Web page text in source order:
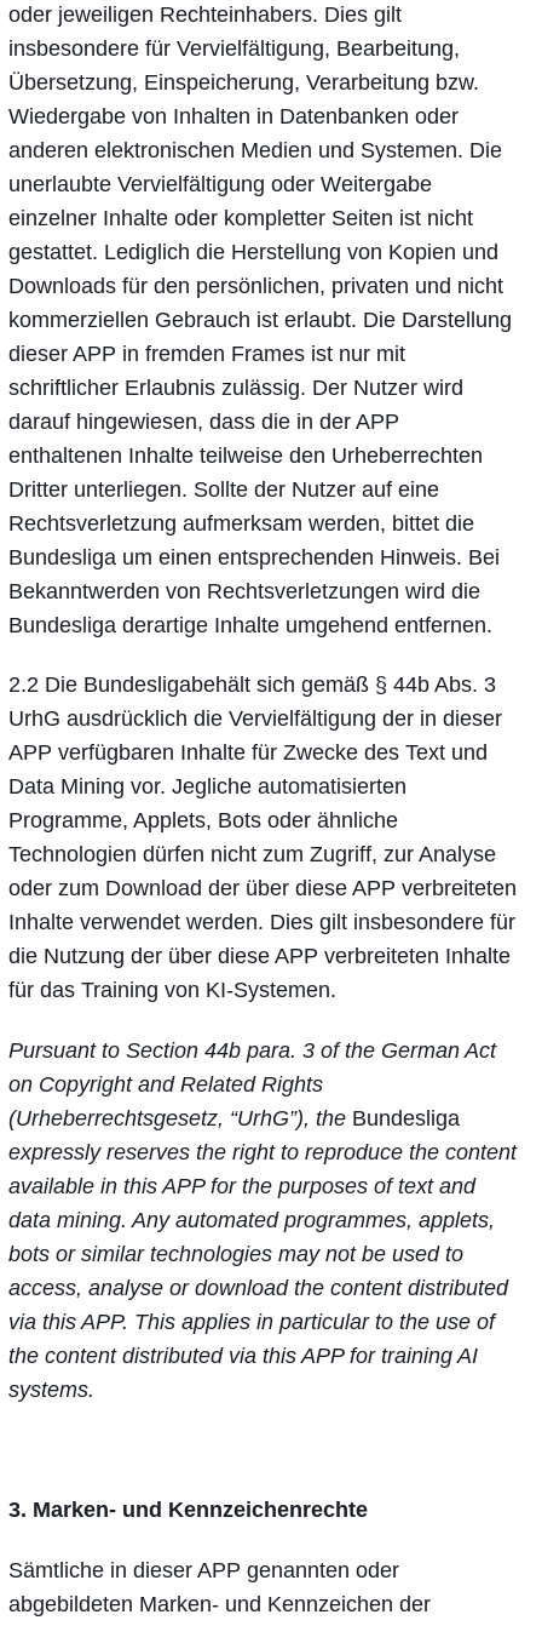
oder jeweiligen Rechteinhabers. Dies gilt
insbesondere für Vervielfältigung, Bearbeitung,
Übersetzung, Einspeicherung, Verarbeitung bzw.
Wiedergabe von Inhalten in Datenbanken oder
anderen elektronischen Medien und Systemen. Die
unerlaubte Vervielfältigung oder Weitergabe
einzelner Inhalte oder kompletter Seiten ist nicht
gestattet. Lediglich die Herstellung von Kopien und
Downloads für den persönlichen, privaten und nicht
kommerziellen Gebrauch ist erlaubt. Die Darstellung
dieser APP in fremden Frames ist nur mit
schriftlicher Erlaubnis zulässig. Der Nutzer wird
darauf hingewiesen, dass die in der APP
enthaltenen Inhalte teilweise den Urheberrechten
Dritter unterliegen. Sollte der Nutzer auf eine
Rechtsverletzung aufmerksam werden, bittet die
Bundesliga um einen entsprechenden Hinweis. Bei
Bekanntwerden von Rechtsverletzungen wird die
Bundesliga derartige Inhalte umgehend entfernen.
2.2 Die Bundesligabehält sich gemäß § 44b Abs. 3
UrhG ausdrücklich die Vervielfältigung der in dieser
APP verfügbaren Inhalte für Zwecke des Text und
Data Mining vor. Jegliche automatisierten
Programme, Applets, Bots oder ähnliche
Technologien dürfen nicht zum Zugriff, zur Analyse
oder zum Download der über diese APP verbreiteten
Inhalte verwendet werden. Dies gilt insbesondere für
die Nutzung der über diese APP verbreiteten Inhalte
für das Training von KI-Systemen.
Pursuant to Section 44b para. 3 of the German Act
on Copyright and Related Rights
(Urheberrechtsgesetz, “UrhG”), the Bundesliga
expressly reserves the right to reproduce the content
available in this APP for the purposes of text and
data mining. Any automated programmes, applets,
bots or similar technologies may not be used to
access, analyse or download the content distributed
via this APP. This applies in particular to the use of
the content distributed via this APP for training AI
systems.
3. Marken- und Kennzeichenrechte
Sämtliche in dieser APP genannten oder
abgebildeten Marken- und Kennzeichen der